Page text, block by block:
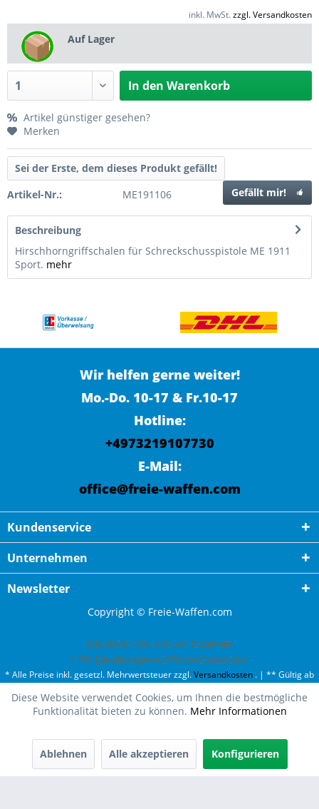
inkl. MwSt.zzgl. Versandkosten
Auf Lager
In den Warenkorb
Artikel günstiger gesehen?
Merken
Sei der Erste, dem dieses Produkt gefällt!
Gefällt mir!
Artikel-Nr.: ME191106
Beschreibung
Hirschhorngriffschalen für Schreckschusspistole ME 1911
Sport. mehr
Wir helfen gerne weiter!
Mo.-Do. 10-17 & Fr.10-17
Hotline:
+4973219107730
E-Mail:
office@freie-waffen.com
Kundenservice
Unternehmen
Newsletter
Copyright © Freie-Waffen.com
ESC GmbH hat 4,87von 5Sternen
| 791 Bewertungen auf ProvenExpert.com
* Alle Preise inkl. gesetzl. Mehrwertsteuer zzgl.Versandkosten . | ** Gültig ab
50¤ Bestellwert und einmal pro Kunde. | *** Innerhalb Deutschland,
ausgenommen Gefahrgut. Weitere Ländern finden Sie unterVersandkosten
Diese Website verwendet Cookies, um Ihnen die bestmögliche
Funktionalität bieten zu können. Mehr Informationen
Ablehnen Alle akzeptieren Konfigurieren